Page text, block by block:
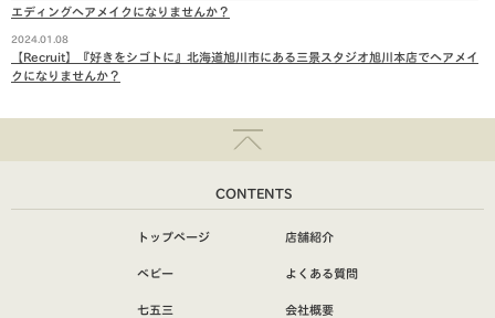
エディングヘアメイクになりませんか？
2024.01.08
【Recruit】『好きをシゴトに』北海道旭川市にある三景スタジオ旭川本店でヘアメイ
クになりませんか？
CONTENTS
トップページ
ベビー
七五三
店舗紹介
よくある質問
会社概要